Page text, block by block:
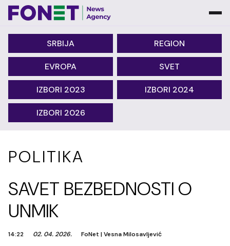
SRBIJA REGION
EVROPA SVET
IZBORI 2023 IZBORI 2024
IZBORI 2026
POLITIKA
SAVET BEZBEDNOSTI O
UNMIK
14:22 02. 04. 2026. FoNet |Vesna Milosavljević